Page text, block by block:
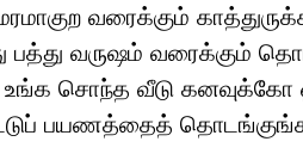
வரைக்கும்
பத்து வருஷம் வரைக்கும்
சொந்த வீடு கனவுக்கோ
பயணத்தைத்